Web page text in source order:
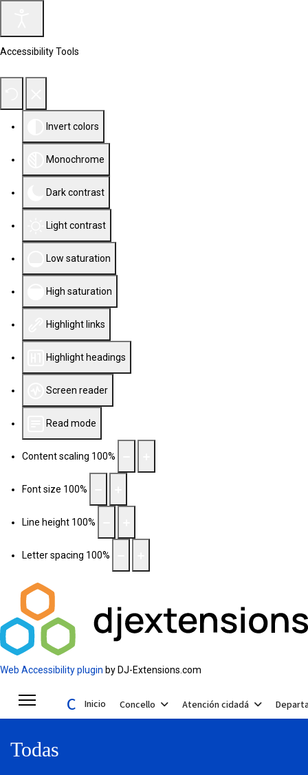
Accessibility Tools
Invert colors
Monochrome
Dark contrast
Light contrast
Low saturation
High saturation
Highlight links
Highlight headings
Screen reader
Read mode
Content scaling 100%
Font size 100%
Line height 100%
Letter spacing 100%
Web Accessibility plugin by DJ-Extensions.com
Concello de Valga
Inicio Concello Atención cidadá
Todas